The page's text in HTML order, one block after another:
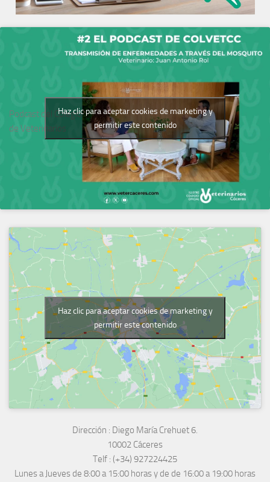
Podcast del Colegio
de Veterinarios
Haz clic para aceptar cookies de marketing y
permitir este contenido
Haz clic para aceptar cookies de marketing y
permitir este contenido
Dirección : Diego María Crehuet 6.
10002 Cáceres
Telf : (+34) 927224425
Lunes a Jueves de 8:00 a 15:00 horas y de de 16:00 a 19:00 horas